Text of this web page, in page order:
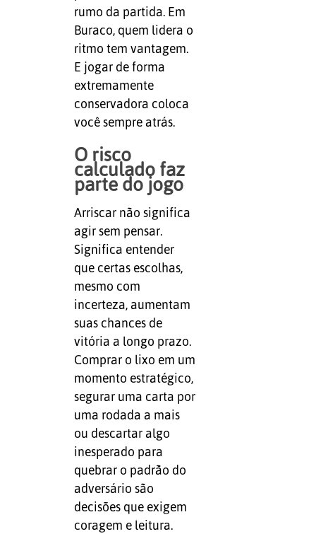
rumo da partida. Em
Buraco, quem lidera o
ritmo tem vantagem.
E jogar de forma
extremamente
conservadora coloca
você sempre atrás.
O risco
calculado faz
parte do jogo
Arriscar não significa
agir sem pensar.
Significa entender
que certas escolhas,
mesmo com
incerteza, aumentam
suas chances de
vitória a longo prazo.
Comprar o lixo em um
momento estratégico,
segurar uma carta por
uma rodada a mais
ou descartar algo
inesperado para
quebrar o padrão do
adversário são
decisões que exigem
coragem e leitura.